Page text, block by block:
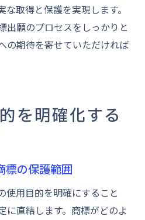
取得と保護を実現します。
出願のプロセスをしっかりと
の期待を寄せていただければ
を明確化する
標の保護範囲
使用目的を明確にすること
に直結します。商標がどのよ